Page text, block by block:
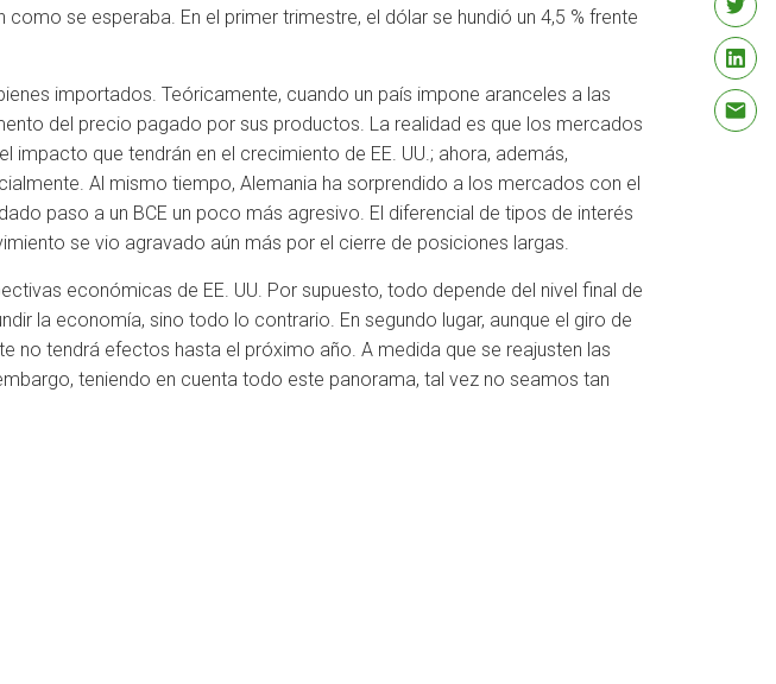
se esperaba. En el primer trimestre, el dólar se hundió un 4,5 % frente
importados. Teóricamente, cuando un país impone aranceles a las
del precio pagado por sus productos. La realidad es que los mercados
que tendrán en el crecimiento de EE. UU.; ahora, además,
Al mismo tiempo, Alemania ha sorprendido a los mercados con el
paso a un BCE un poco más agresivo. El diferencial de tipos de interés
se vio agravado aún más por el cierre de posiciones largas.
económicas de EE. UU. Por supuesto, todo depende del nivel final de
la economía, sino todo lo contrario. En segundo lugar, aunque el giro de
no tendrá efectos hasta el próximo año. A medida que se reajusten las
teniendo en cuenta todo este panorama, tal vez no seamos tan